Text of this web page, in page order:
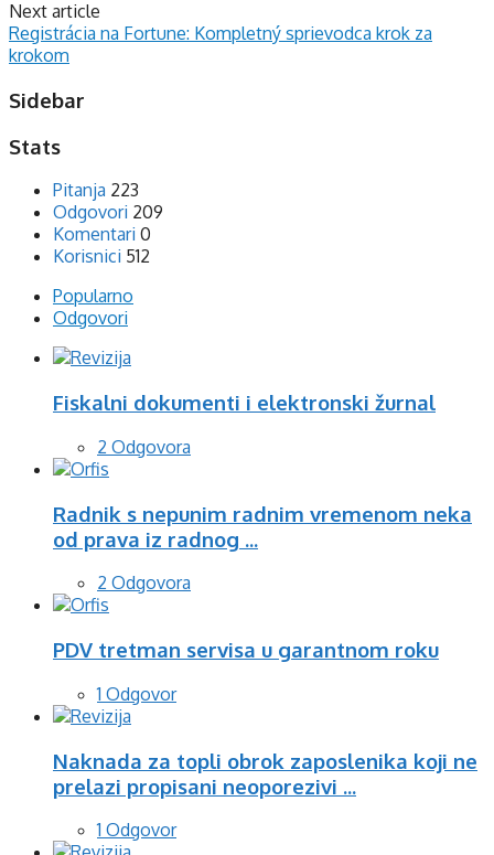
Next article
Registrácia na Fortune: Kompletný sprievodca krok za
krokom
Sidebar
Stats
Pitanja 223
Odgovori 209
Komentari 0
Korisnici 512
Popularno
Odgovori
Fiskalni dokumenti i elektronski žurnal
2 Odgovora
Radnik s nepunim radnim vremenom neka
od prava iz radnog ...
2 Odgovora
PDV tretman servisa u garantnom roku
1 Odgovor
Naknada za topli obrok zaposlenika koji ne
prelazi propisani neoporezivi ...
1 Odgovor